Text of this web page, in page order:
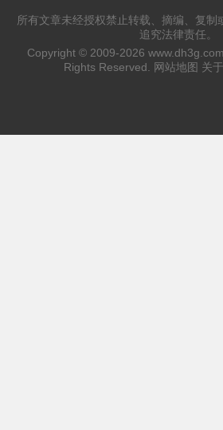
所有文章未经授权禁止转载、摘编、复制
追究法律责任。
Copyright © 2009-2026 www.dh3g.com
Rights Reserved.
网站地图 关